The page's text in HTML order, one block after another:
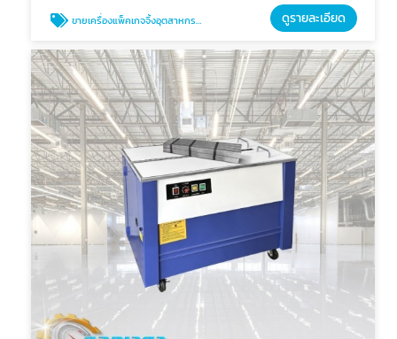
ขายเครื่องแพ็คเกจจิ้งอุตสาหกรรม ทุกรุ่น ดูรายละเอียด